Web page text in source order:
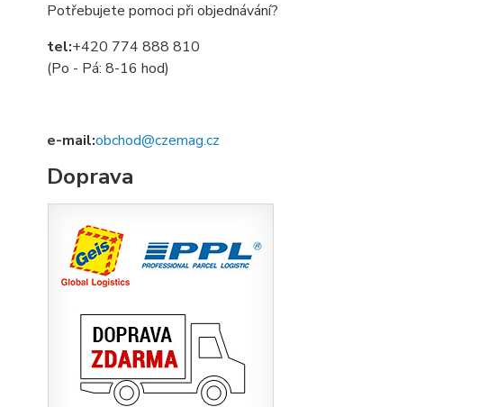
Potřebujete pomoci při objednávání?
tel:+420 774 888 810
(Po - Pá: 8-16 hod)
e-mail:obchod@czemag.cz
Doprava